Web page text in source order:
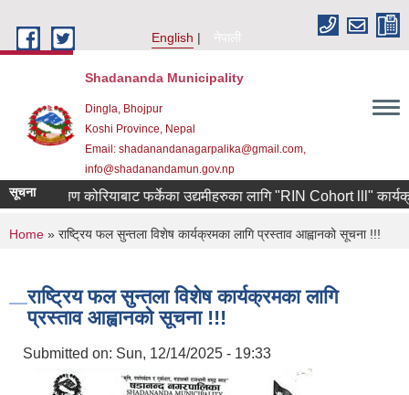
English
नेपाली
Shadananda Municipality
Dingla, Bhojpur
Koshi Province, Nepal
Email: shadanandanagarpalika@gmail.com,
info@shadanandamun.gov.np
सूचनादक्षिण कोरियाबाट फर्केका उद्यमीहरुका लागि "RIN Cohort lll"
You are here
Home » राष्ट्रिय फल सुन्तला विशेष कार्यक्रमका लागि प्रस्ताव आह्वानको सूचना !!!
राष्ट्रिय फल सुन्तला विशेष कार्यक्रमका लागि
प्रस्ताव आह्वानको सूचना !!!
Submitted on: Sun, 12/14/2025 - 19:33